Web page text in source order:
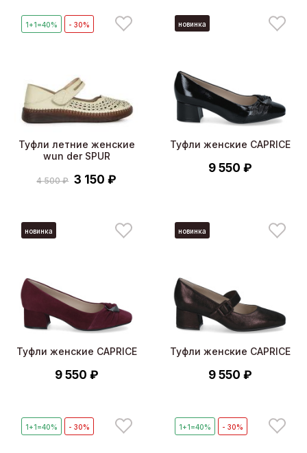
1+1=40% - 30%
Туфли летние женские
wun der SPUR
4 500 ₽ 3 150 ₽
новинка
Туфли женские CAPRICE
9 550 ₽
новинка
Туфли женские CAPRICE
9 550 ₽
новинка
Туфли женские CAPRICE
9 550 ₽
1+1=40% - 30% 1+1=40% - 30%